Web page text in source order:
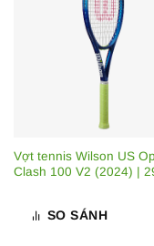
Vợt tennis Wilson US
Clash 100 V2 (2024) |
SO SÁNH